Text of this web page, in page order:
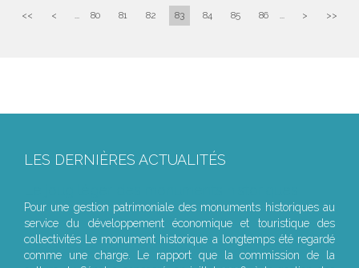
<< < ... 80 81 82 83 84 85 86 ... > >>
LES DERNIÈRES ACTUALITÉS
Pour une gestion patrimoniale des monuments historiques au
service du développement économique et touristique des
collectivités Le monument historique a longtemps été regardé
comme une charge. Le rapport que la commission de la